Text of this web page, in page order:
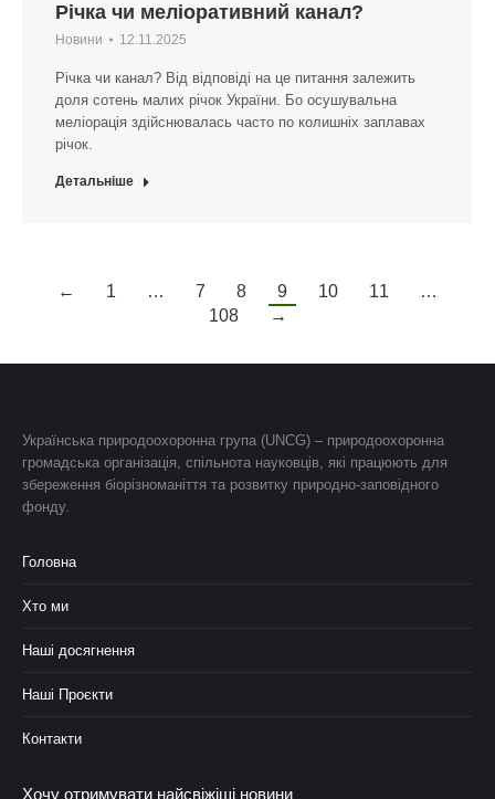
Річка чи меліоративний канал?
Новини 12.11.2025
Річка чи канал? Від відповіді на це питання залежить
доля сотень малих річок України. Бо осушувальна
меліорація здійснювалась часто по колишніх заплавах
річок.
Детальніше
← 1 … 7 8 9 10 11
…
108
→
Українська природоохоронна група (UNCG) – природоохоронна
громадська організація, спільнота науковців, які працюють для
збереження біорізноманіття та розвитку природно-заповідного
фонду.
Головна
Хто ми
Наші досягнення
Наші Проєкти
Контакти
Хочу отримувати найсвіжіші новини